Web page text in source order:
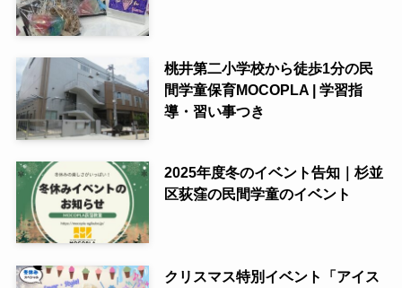
桃井第二小学校から徒歩1分の民
間学童保育MOCOPLA | 学習指
導・習い事つき
2025年度冬のイベント告知｜杉並
区荻窪の民間学童のイベント
クリスマス特別イベント「アイス